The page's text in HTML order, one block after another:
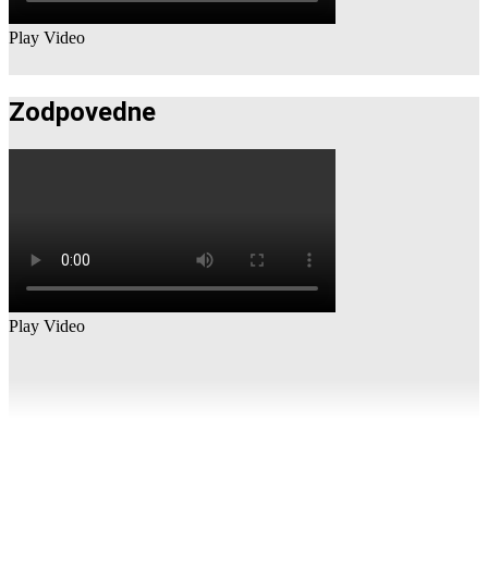
Play Video
Zodpovedne
Play Video